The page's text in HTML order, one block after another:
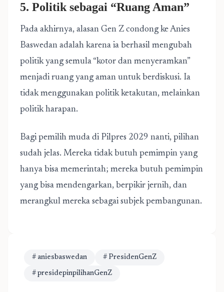
5. Politik sebagai “Ruang Aman”
Pada akhirnya, alasan Gen Z condong ke Anies
Baswedan adalah karena ia berhasil mengubah
politik yang semula “kotor dan menyeramkan”
menjadi ruang yang aman untuk berdiskusi. Ia
tidak menggunakan politik ketakutan, melainkan
politik harapan.
Bagi pemilih muda di Pilpres 2029 nanti, pilihan
sudah jelas. Mereka tidak butuh pemimpin yang
hanya bisa memerintah; mereka butuh pemimpin
yang bisa mendengarkan, berpikir jernih, dan
merangkul mereka sebagai subjek pembangunan.
# aniesbaswedan # PresidenGenZ
# presidepinpilihanGenZ